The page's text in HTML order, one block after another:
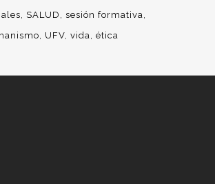
SALUD
sesión formativa
UFV vida ética